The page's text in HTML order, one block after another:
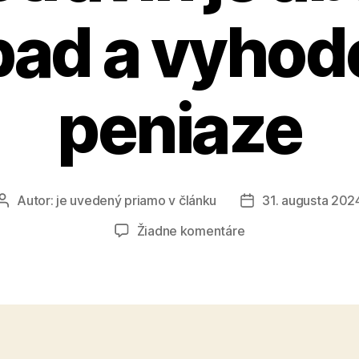
a
peniaze
AutorAutor: je uvedený priamo v článku
Dátum
31. augusta
Žiadne komentárena
cien